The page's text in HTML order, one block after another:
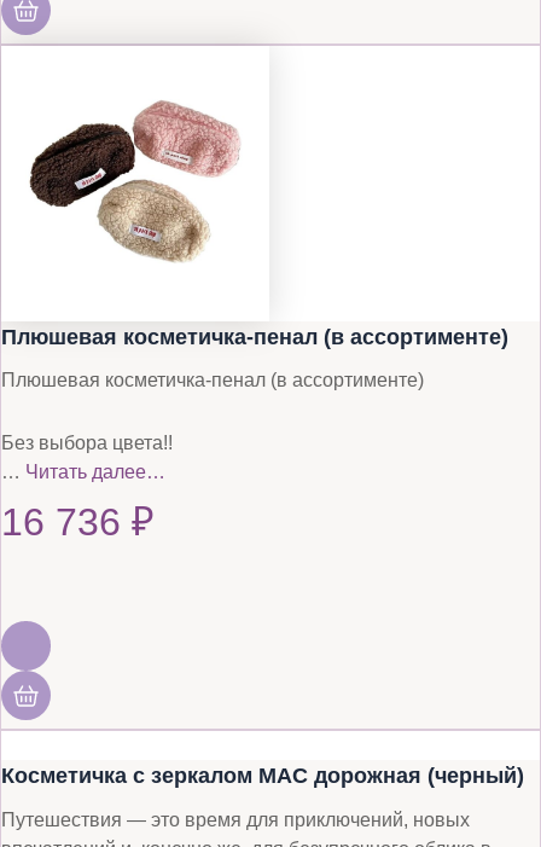
Плюшевая косметичка-пенал (в ассортименте)
Плюшевая косметичка-пенал (в ассортименте)
Без выбора цвета!!
… Читать далее…
16 736 ₽
Косметичка с зеркалом MAC дорожная (черный)
Путешествия — это время для приключений, новых